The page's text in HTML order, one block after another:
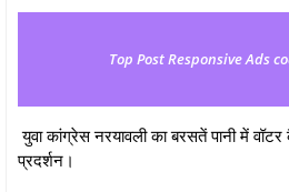
Top Post Responsive Ads
युवा कांग्रेस नरयावली का बरसतें पानी में
प्रदर्शन।